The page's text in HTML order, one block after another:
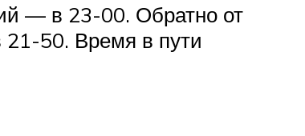
— в 23-00. Обратно от
50. Время в пути